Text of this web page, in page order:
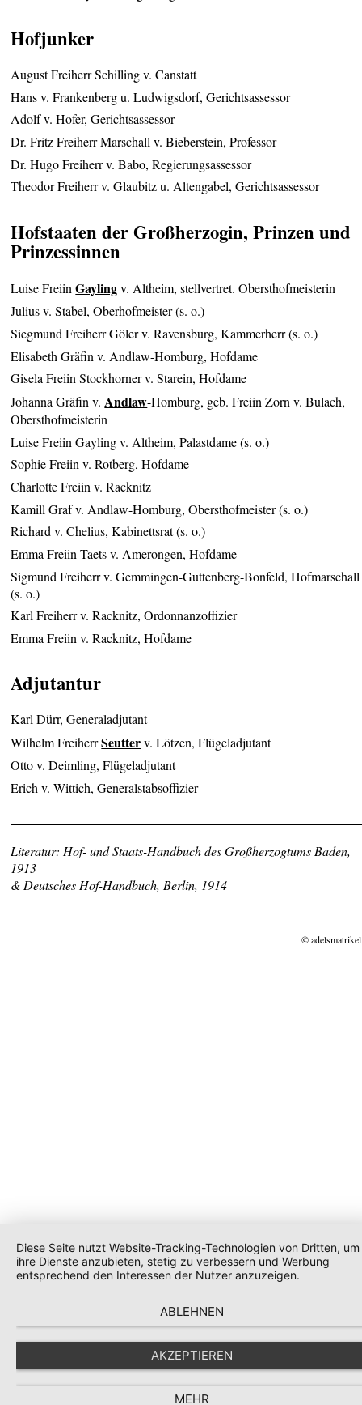
Hofjunker
August Freiherr Schilling v. Canstatt
Hans v. Frankenberg u. Ludwigsdorf, Gerichtsassessor
Adolf v. Hofer, Gerichtsassessor
Dr. Fritz Freiherr Marschall v. Bieberstein, Professor
Dr. Hugo Freiherr v. Babo, Regierungsassessor
Theodor Freiherr v. Glaubitz u. Altengabel, Gerichtsassessor
Hofstaaten der Großherzogin, Prinzen und
Prinzessinnen
Luise FreiinGaylingv. Altheim, stellvertret. Obersthofmeisterin
Julius v. Stabel, Oberhofmeister (s. o.)
Siegmund Freiherr Göler v. Ravensburg, Kammerherr (s. o.)
Elisabeth Gräfin v. Andlaw-Homburg, Hofdame
Gisela Freiin Stockhorner v. Starein, Hofdame
Johanna Gräfin v. Andlaw-Homburg, geb. Freiin Zorn v. Bulach,
Obersthofmeisterin
Luise Freiin Gayling v. Altheim, Palastdame (s. o.)
Sophie Freiin v. Rotberg, Hofdame
Charlotte Freiin v. Racknitz
Kamill Graf v. Andlaw-Homburg, Obersthofmeister (s. o.)
Richard v. Chelius, Kabinettsrat (s. o.)
Emma Freiin Taets v. Amerongen, Hofdame
Sigmund Freiherr v. Gemmingen-Guttenberg-Bonfeld, Hofmarschall
(s. o.)
Karl Freiherr v. Racknitz, Ordonnanzoffizier
Emma Freiin v. Racknitz, Hofdame
Adjutantur
Karl Dürr, Generaladjutant
Wilhelm FreiherrSeutterv. Lötzen, Flügeladjutant
Otto v. Deimling, Flügeladjutant
Erich v. Wittich, Generalstabsoffizier
Literatur: Hof- und Staats-Handbuch des Großherzogtums Baden,
1913
& Deutsches Hof-Handbuch, Berlin, 1914
©
Diese Seite nutzt Website-Tracking-Technologien von Dritten, um
ihre Dienste anzubieten, stetig zu verbessern und Werbung
entsprechend den Interessen der Nutzer anzuzeigen.
ABLEHNEN
AKZEPTIEREN
MEHR